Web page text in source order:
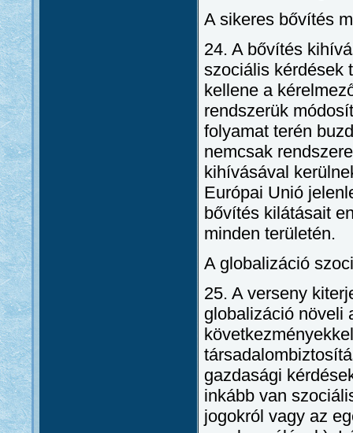
A sikeres bővítés
24. A bővítés
szociális kérdések
kellene a
rendszerük
folyamat terén
nemcsak
kihívásával
Európai Unió
bővítés kilátásait
minden területén.
A globalizáció
25. A verseny
globalizáció növeli
gazdasági
inkább van
jogokról vagy az